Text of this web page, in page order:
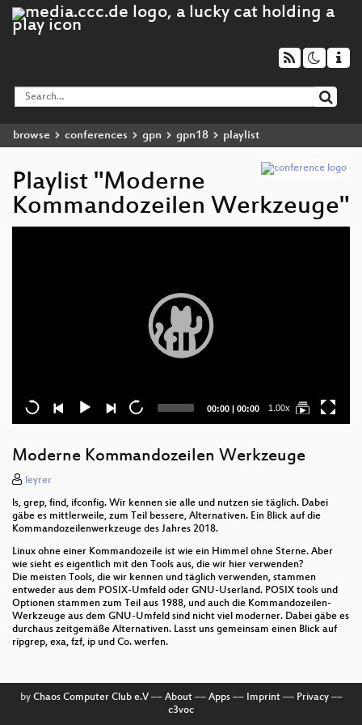
browse conferences gpn gpn18 playlist
Playlist "Moderne
Kommandozeilen Werkzeuge"
Current
00:00 | Total
00:00 1.00x
Moderne Kommandozeilen Werkzeuge
leyrer
ls, grep, find, ifconfig. Wir kennen sie alle und nutzen sie täglich. Dabei
gäbe es mittlerweile, zum Teil bessere, Alternativen. Ein Blick auf die
Kommandozeilenwerkzeuge des Jahres 2018.
Linux ohne einer Kommandozeile ist wie ein Himmel ohne Sterne. Aber
wie sieht es eigentlich mit den Tools aus, die wir hier verwenden?
Die meisten Tools, die wir kennen und täglich verwenden, stammen
entweder aus dem POSIX-Umfeld oder GNU-Userland. POSIX tools und
Optionen stammen zum Teil aus 1988, und auch die Kommandozeilen-
Werkzeuge aus dem GNU-Umfeld sind nicht viel moderner. Dabei gäbe es
durchaus zeitgemäße Alternativen. Lasst uns gemeinsam einen Blick auf
ripgrep, exa, fzf, ip und Co. werfen.
by Chaos Computer Club e.V–– About–– Apps–– Imprint–– Privacy––
c3voc